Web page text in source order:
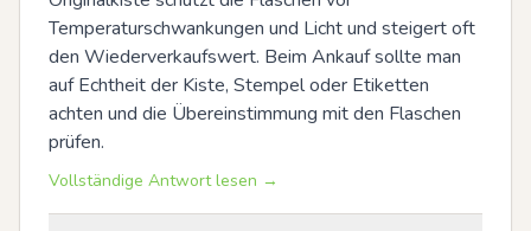
Temperaturschwankungen und Licht und steigert oft
den Wiederverkaufswert. Beim Ankauf sollte man
auf Echtheit der Kiste, Stempel oder Etiketten
achten und die Übereinstimmung mit den Flaschen
prüfen.
Vollständige Antwort lesen →